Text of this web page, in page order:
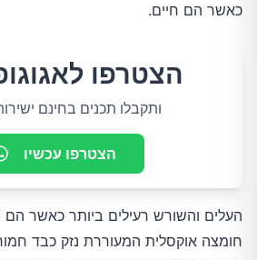
כאשר הם חיים.
הצטרפו
ותקבלו תכנים בחינם
הצטרפו עכשיו
העלים והשורש רעילים ביותר כאשר הם
חומצה אוקסלית המעוררת נזק כבד